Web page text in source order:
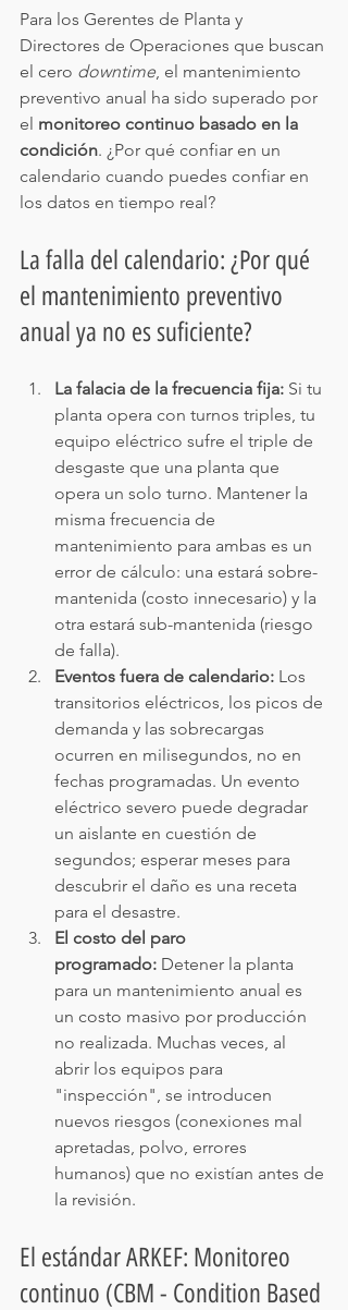
Para los Gerentes de Planta y
Directores de Operaciones que buscan
el cero downtime, el mantenimiento
preventivo anual ha sido superado por
el monitoreo continuo basado en la
condición. ¿Por qué confiar en un
calendario cuando puedes confiar en
los datos en tiempo real?
La falla del calendario: ¿Por qué
el mantenimiento preventivo
anual ya no es suficiente?
La falacia de la frecuencia fija: Si tu
planta opera con turnos triples, tu
equipo eléctrico sufre el triple de
desgaste que una planta que
opera un solo turno. Mantener la
misma frecuencia de
mantenimiento para ambas es un
error de cálculo: una estará sobre-
mantenida (costo innecesario) y la
otra estará sub-mantenida (riesgo
de falla).
Eventos fuera de calendario: Los
transitorios eléctricos, los picos de
demanda y las sobrecargas
ocurren en milisegundos, no en
fechas programadas. Un evento
eléctrico severo puede degradar
un aislante en cuestión de
segundos; esperar meses para
descubrir el daño es una receta
para el desastre.
El costo del paro
programado: Detener la planta
para un mantenimiento anual es
un costo masivo por producción
no realizada. Muchas veces, al
abrir los equipos para
"inspección", se introducen
nuevos riesgos (conexiones mal
apretadas, polvo, errores
humanos) que no existían antes de
la revisión.
El estándar ARKEF: Monitoreo
continuo (CBM - Condition Based